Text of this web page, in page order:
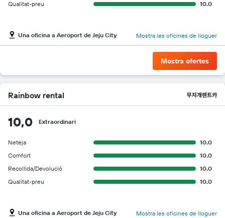
Qualitat-preu
10.0
Una oficina a Aeroport de Jeju City Mostra les oficines de lloguer
Mostra ofertes
Rainbow rental
10,0 Extraordinari
Neteja
10.0
Comfort
10.0
Recollida/Devolució
10.0
Qualitat-preu
10.0
Una oficina a Aeroport de Jeju City Mostra les oficines de lloguer